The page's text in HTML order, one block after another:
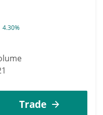
4.30%
Trade